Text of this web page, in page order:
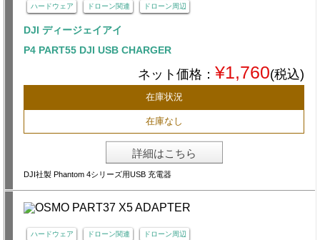
ハードウェア ドローン関連 ドローン周辺
DJI ディージェイアイ
P4 PART55 DJI USB CHARGER
ネット価格： ¥1,760(税込)
在庫状況
在庫なし
詳細はこちら
DJI社製 Phantom 4シリーズ用USB 充電器
ハードウェア ドローン関連 ドローン周辺